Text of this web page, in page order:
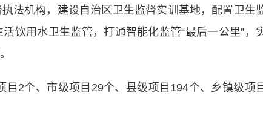
机构，建设自治区卫生监督实训基地，配置卫生
饮用水卫生监管，打通智能化监管“最后一公里”，
2个、市级项目29个、县级项目194个、乡镇级项